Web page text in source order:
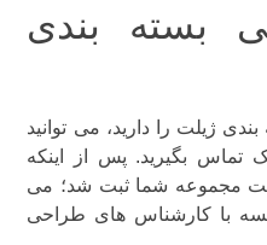
بسته بندی
ژیلت را دارید، می توانید
تماس بگیرید. پس از اینکه
مجموعه شما ثبت شد؛ می
با کارشناس های طراحی